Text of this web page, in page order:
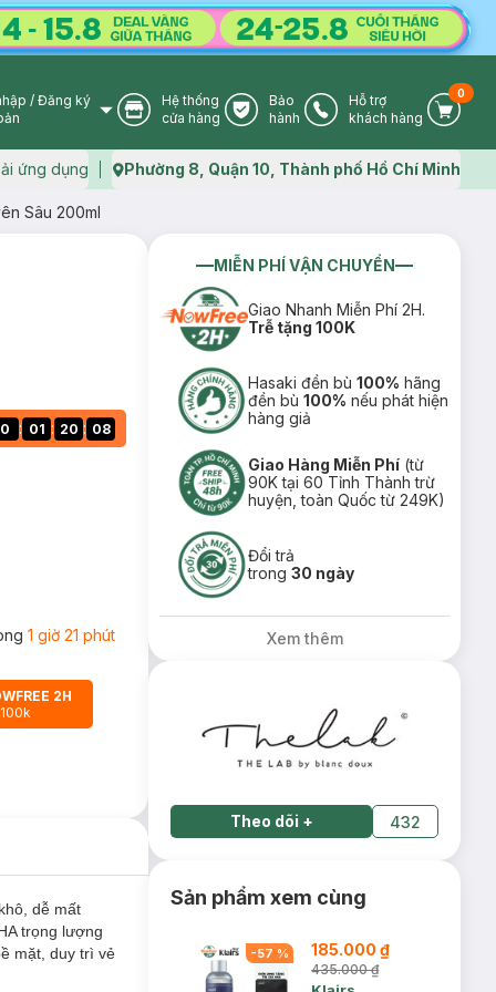
User Icon
/ Đăng ký
Store Icon
Hệ thống
cửa hàng
Warranty Icon
Bảo
hành
Phone Icon
Hỗ trợ
khách hàng
Cart
0
ứng dụng Map icon
Phường 8, Quận 10, Thành phố Hồ Chí Minh
Sâu 200ml
0 : 01 : 20 : 07
1 giờ 21 phút
2H
dễ mất
trọng lượng
mặt, duy trì vẻ
MIỄN PHÍ VẬN CHUYỂN
Giao Nhanh Miễn Phí 2H.
Trễ tặng 100K
Hasaki đền bù100% hãng
đền bù100% nếu phát hiện
hàng giả
Giao Hàng Miễn Phí (từ
90K tại 60 Tỉnh Thành trừ
huyện, toàn Quốc từ 249K)
Đổi trả
trong30 ngày
Xem thêm
Theo dõi + 432
Sản phẩm xem cùng
-57 % 185.000 ₫
435.000 ₫